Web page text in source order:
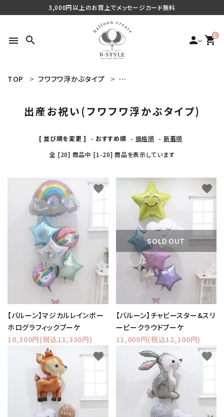
3,000円以上のお買上でメッセージカード無料
menu search person 0
shopping_cart
ご利用シーンから探す
商品タイプから探す
価格から探す
コンテンツ
ガイドライン
ACCOUNT MENU
ようこそ ゲスト 様
meeting_room ログイン 新規会員登録
TOP フワフワ浮かぶタイプ 出産お祝い(フワフワ浮かぶタイ
出産お祝い(フワフワ浮かぶタイプ)
[ 並び順を変更 ] - おすすめ順 - 価格順 - 新着順
全 [20] 商品中 [1-20] 商品を表示しています
【バルーン】マジカルレインボー
ホログラフィックブーケ
10,300円(税込11,330円)
favorite
SOLD OUT
【バルーン】チャビースター&スリ
ーピークラウドブーケ
11,000円(税込12,100円)
favorite
favorite favorite